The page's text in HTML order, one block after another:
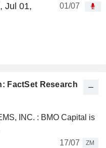
Jul 01,
01/07
FactSet Research
INC. : BMO Capital is
17/07
ZM